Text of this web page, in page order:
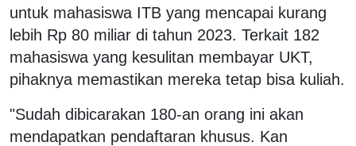
untuk mahasiswa ITB yang mencapai kurang
lebih Rp 80 miliar di tahun 2023. Terkait 182
mahasiswa yang kesulitan membayar UKT,
pihaknya memastikan mereka tetap bisa kuliah.
"Sudah dibicarakan 180-an orang ini akan
mendapatkan pendaftaran khusus. Kan